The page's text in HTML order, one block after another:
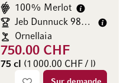
100% Merlot
Jeb Dunnuck 98+/100
Ornellaia
750.00 CHF
75 cl (1 000.00 CHF / l)